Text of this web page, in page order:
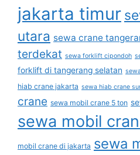
jakarta timur
utara sewa crane
terdekat sewa forklift cipondoh
forklift di tangerang selatan
hiab crane jakarta sewa hiab crane
crane sewa mobil crane 5 ton
sewa mobil
mobil crane di jakarta sewa